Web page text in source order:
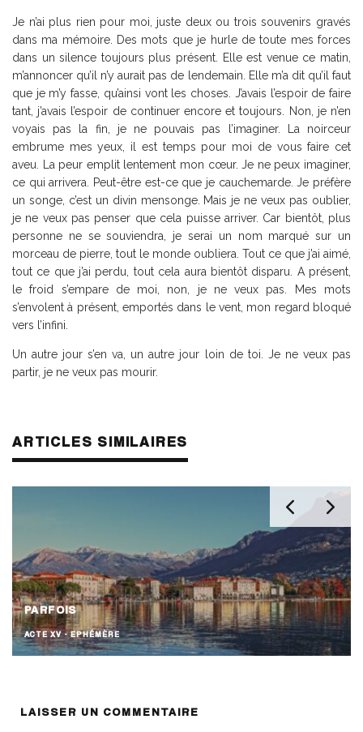
Je n’ai plus rien pour moi, juste deux ou trois souvenirs gravés
dans ma mémoire. Des mots que je hurle de toute mes forces
dans un silence toujours plus présent. Elle est venue ce matin,
m’annoncer qu’il n’y aurait pas de lendemain. Elle m’a dit qu’il faut
que je m’y fasse, qu’ainsi vont les choses. J’avais l’espoir de faire
tant, j’avais l’espoir de continuer encore et toujours. Non, je n’en
voyais pas la fin, je ne pouvais pas l’imaginer. La noirceur
embrume mes yeux, il est temps pour moi de vous faire cet
aveu. La peur emplit lentement mon cœur. Je ne peux imaginer,
ce qui arrivera. Peut-être est-ce que je cauchemarde. Je préfère
un songe, c’est un divin mensonge. Mais je ne veux pas oublier,
je ne veux pas penser que cela puisse arriver. Car bientôt, plus
personne ne se souviendra, je serai un nom marqué sur un
morceau de pierre, tout le monde oubliera. Tout ce que j’ai aimé,
tout ce que j’ai perdu, tout cela aura bientôt disparu. A présent,
le froid s’empare de moi, non, je ne veux pas. Mes mots
s’envolent à présent, emportés dans le vent, mon regard bloqué
vers l’infini.
Un autre jour s’en va, un autre jour loin de toi. Je ne veux pas
partir, je ne veux pas mourir.
ARTICLES SIMILAIRES
PARFOIS
ACTE XV - EPHÉMÈRE
LAISSER UN COMMENTAIRE